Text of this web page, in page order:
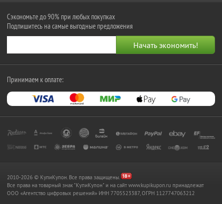
Сэкономьте до 90% при любых покупках
Подпишитесь на самые выгодные предложения
Принимаем к оплате:
2010-2026 © КупиКупон. Все права защищены.
Все права на товарный знак "КупиКупон" и на сайт www.kupikupon.ru принадлежат
OOO «Агентство цифровых решений» ИНН 7705523387, ОГРН 1127747063212